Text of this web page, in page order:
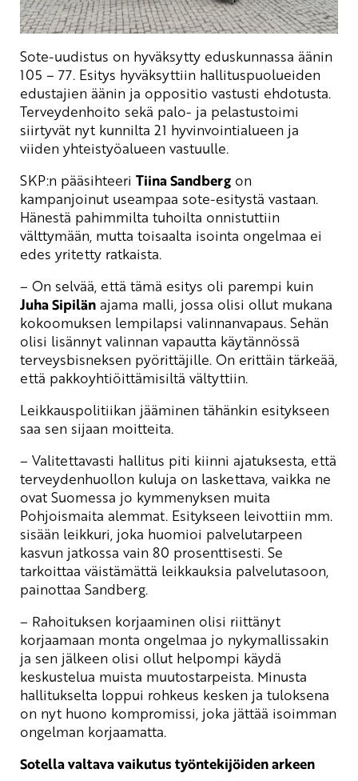
Sote-uudistus on hyväksytty eduskunnassa äänin
105 – 77. Esitys hyväksyttiin hallituspuolueiden
edustajien äänin ja oppositio vastusti ehdotusta.
Terveydenhoito sekä palo- ja pelastustoimi
siirtyvät nyt kunnilta 21 hyvinvointialueen ja
viiden yhteistyöalueen vastuulle.
SKP:n pääsihteeri Tiina Sandberg on
kampanjoinut useampaa sote-esitystä vastaan.
Hänestä pahimmilta tuhoilta onnistuttiin
välttymään, mutta toisaalta isointa ongelmaa ei
edes yritetty ratkaista.
– On selvää, että tämä esitys oli parempi kuin
Juha Sipilän ajama malli, jossa olisi ollut mukana
kokoomuksen lempilapsi valinnanvapaus. Sehän
olisi lisännyt valinnan vapautta käytännössä
terveysbisneksen pyörittäjille. On erittäin tärkeää,
että pakkoyhtiöittämisiltä vältyttiin.
Leikkauspolitiikan jääminen tähänkin esitykseen
saa sen sijaan moitteita.
– Valitettavasti hallitus piti kiinni ajatuksesta, että
terveydenhuollon kuluja on laskettava, vaikka ne
ovat Suomessa jo kymmenyksen muita
Pohjoismaita alemmat. Esitykseen leivottiin mm.
sisään leikkuri, joka huomioi palvelutarpeen
kasvun jatkossa vain 80 prosenttisesti. Se
tarkoittaa väistämättä leikkauksia palvelutasoon,
painottaa Sandberg.
– Rahoituksen korjaaminen olisi riittänyt
korjaamaan monta ongelmaa jo nykymallissakin
ja sen jälkeen olisi ollut helpompi käydä
keskustelua muista muutostarpeista. Minusta
hallitukselta loppui rohkeus kesken ja tuloksena
on nyt huono kompromissi, joka jättää isoimman
ongelman korjaamatta.
Sotella valtava vaikutus työntekijöiden arkeen